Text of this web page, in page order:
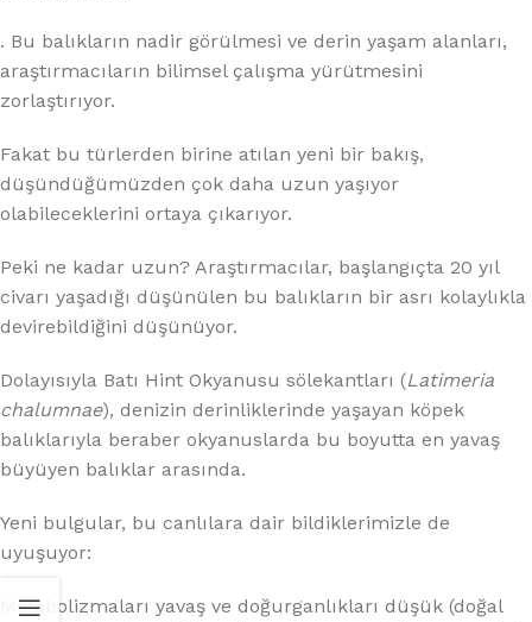
. Bu balıkların nadir görülmesi ve derin yaşam alanları,
araştırmacıların bilimsel çalışma yürütmesini
zorlaştırıyor.
Fakat bu türlerden birine atılan yeni bir bakış,
düşündüğümüzden çok daha uzun yaşıyor
olabileceklerini ortaya çıkarıyor.
Peki ne kadar uzun? Araştırmacılar, başlangıçta 20 yıl
civarı yaşadığı düşünülen bu balıkların bir asrı kolaylıkla
devirebildiğini düşünüyor.
Dolayısıyla Batı Hint Okyanusu sölekantları (Latimeria
chalumnae), denizin derinliklerinde yaşayan köpek
balıklarıyla beraber okyanuslarda bu boyutta en yavaş
büyüyen balıklar arasında.
Yeni bulgular, bu canlılara dair bildiklerimizle de
uyuşuyor:
Metabolizmaları yavaş ve doğurganlıkları düşük (doğal